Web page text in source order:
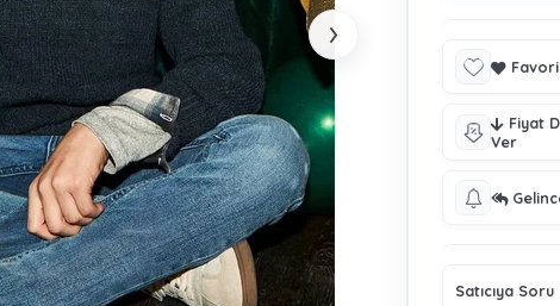
›
Fiyat
Ver
Satıcıya